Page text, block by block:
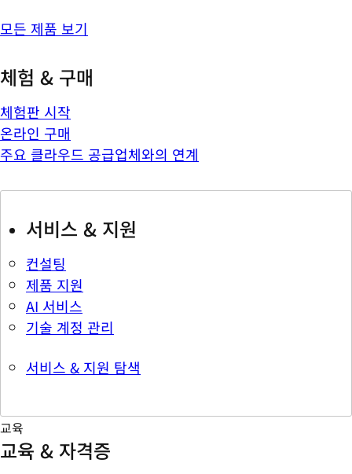
모든 제품 보기
체험 & 구매
체험판 시작
온라인 구매
주요 클라우드 공급업체와의 연계
서비스 & 지원
컨설팅
제품 지원
AI 서비스
기술 계정 관리
서비스 & 지원 탐색
교육
교육 & 자격증